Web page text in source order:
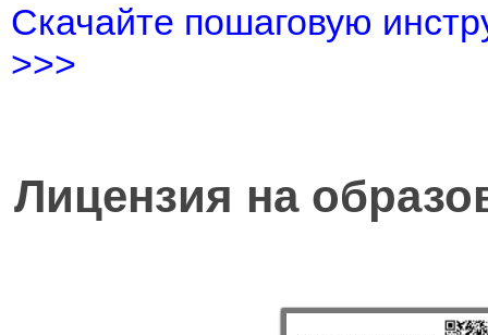
Скачайте пошаговую
>>>
Лицензия на